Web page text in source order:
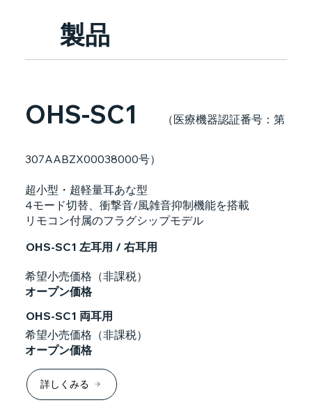
製品
OHS-SC1 （医療機器認証番号：第
307AABZX00038000号）
超小型・超軽量耳あな型
4モード切替、衝撃音/風雑音抑制機能を搭載
リモコン付属のフラグシップモデル
OHS-SC1 左耳用 / 右耳用
OHS-SC1 両耳用
希望小売価格（非課税）
オープン価格
詳しくみる
希望小売価格（非課税）
オープン価格